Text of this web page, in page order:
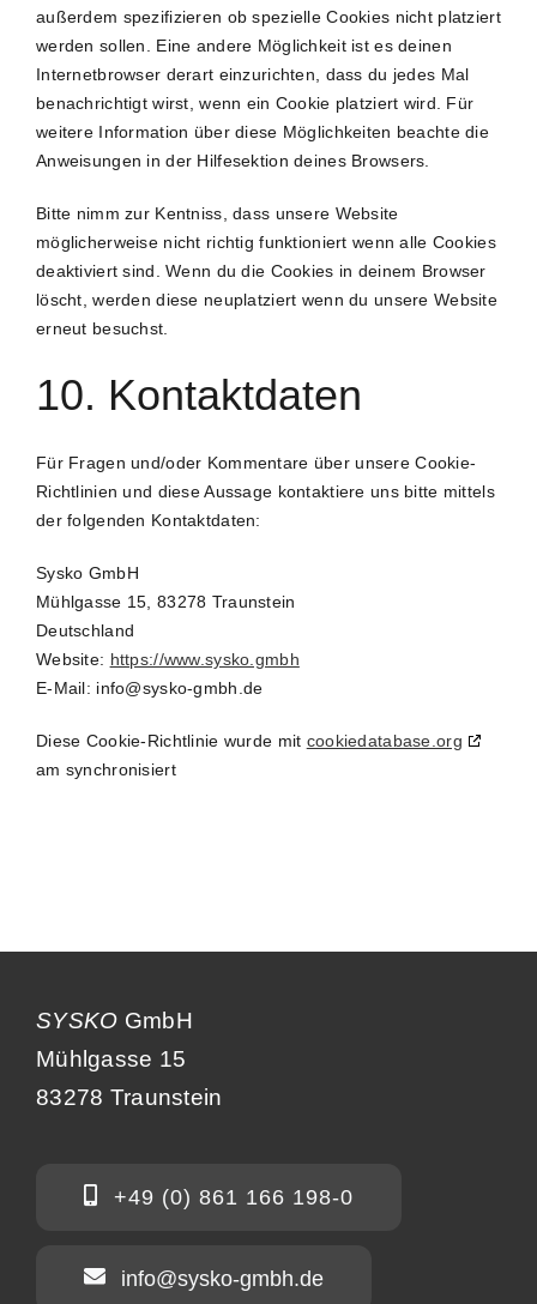
außerdem spezifizieren ob spezielle Cookies nicht platziert
werden sollen. Eine andere Möglichkeit ist es deinen
Internetbrowser derart einzurichten, dass du jedes Mal
benachrichtigt wirst, wenn ein Cookie platziert wird. Für
weitere Information über diese Möglichkeiten beachte die
Anweisungen in der Hilfesektion deines Browsers.
Bitte nimm zur Kentniss, dass unsere Website
möglicherweise nicht richtig funktioniert wenn alle Cookies
deaktiviert sind. Wenn du die Cookies in deinem Browser
löscht, werden diese neuplatziert wenn du unsere Website
erneut besuchst.
10. Kontaktdaten
Für Fragen und/oder Kommentare über unsere Cookie-
Richtlinien und diese Aussage kontaktiere uns bitte mittels
der folgenden Kontaktdaten:
Sysko GmbH
Mühlgasse 15, 83278 Traunstein
Deutschland
Website: https://www.sysko.gmbh
E-Mail: ed.hbmg-oksys@ofni
Diese Cookie-Richtlinie wurde mit cookiedatabase.org
am synchronisiert
SYSKO GmbH
Mühlgasse 15
83278 Traunstein
+49 (0) 861 166 198-0
info@sysko-gmbh.de